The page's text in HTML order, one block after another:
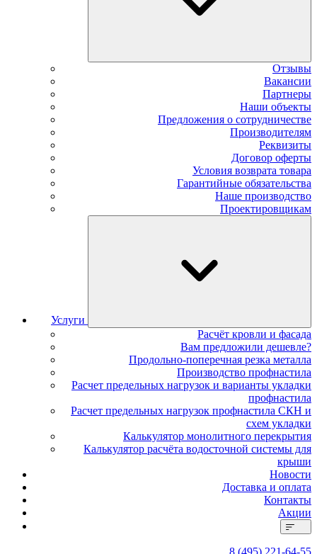
Отзывы
Вакансии
Партнеры
Наши объекты
Предложения о сотрудничестве
Производителям
Реквизиты
Договор оферты
Условия возврата товара
Гарантийные обязательства
Наше производство
Проектировщикам
Услуги
Расчёт кровли и фасада
Вам предложили дешевле?
Продольно-поперечная резка металла
Производство профнастила
Расчет предельных нагрузок и варианты укладки
профнастила
Расчет предельных нагрузок профнастила СКН и
схем укладки
Калькулятор монолитного перекрытия
Калькулятор расчёта водосточной системы для
крыши
Новости
Доставка и оплата
Контакты
Акции
8 (495) 221-64-55